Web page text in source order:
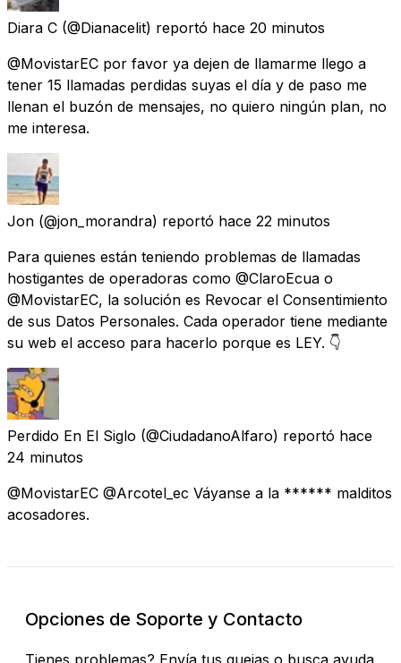
Diara C (@Dianacelit) reportó hace 20 minutos
@MovistarEC por favor ya dejen de llamarme llego a
tener 15 llamadas perdidas suyas el día y de paso me
llenan el buzón de mensajes, no quiero ningún plan, no
me interesa.
Jon (@jon_morandra) reportó hace 22 minutos
Para quienes están teniendo problemas de llamadas
hostigantes de operadoras como @ClaroEcua o
@MovistarEC, la solución es Revocar el Consentimiento
de sus Datos Personales. Cada operador tiene mediante
su web el acceso para hacerlo porque es LEY. 👇
Perdido En El Siglo (@CiudadanoAlfaro) reportó hace
24 minutos
@MovistarEC @Arcotel_ec Váyanse a la ****** malditos
acosadores.
Opciones de Soporte y Contacto
Tienes problemas? Envía tus quejas o busca ayuda